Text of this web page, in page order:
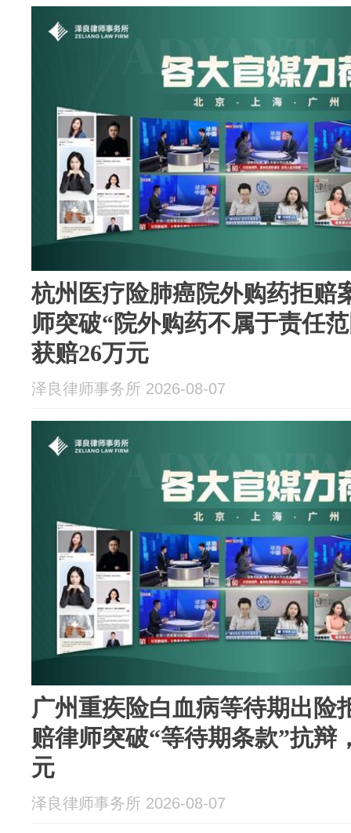
杭州医疗险肺癌院外购药拒赔
师突破“院外购药不属于责任
获赔26万元
泽良律师事务所 2026-08-07
广州重疾险白血病等待期出险
赔律师突破“等待期条款”抗辩
元
泽良律师事务所 2026-08-07